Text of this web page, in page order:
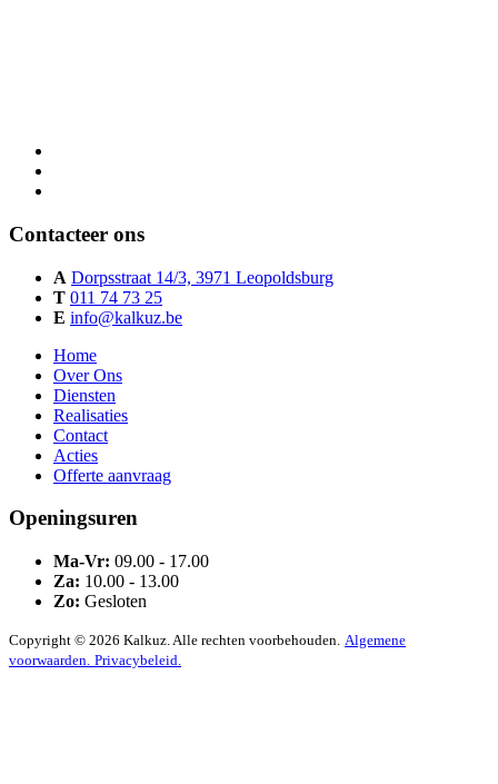
Contacteer ons
A Dorpsstraat 14/3, 3971 Leopoldsburg
T 011 74 73 25
E info@kalkuz.be
Home
Over Ons
Diensten
Realisaties
Contact
Acties
Offerte aanvraag
Openingsuren
Ma-Vr: 09.00 - 17.00
Za: 10.00 - 13.00
Zo: Gesloten
Copyright © 2026 Kalkuz. Alle rechten voorbehouden. Algemene
voorwaarden. Privacybeleid.